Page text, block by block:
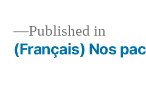
Post
Published in
(Français) Nos